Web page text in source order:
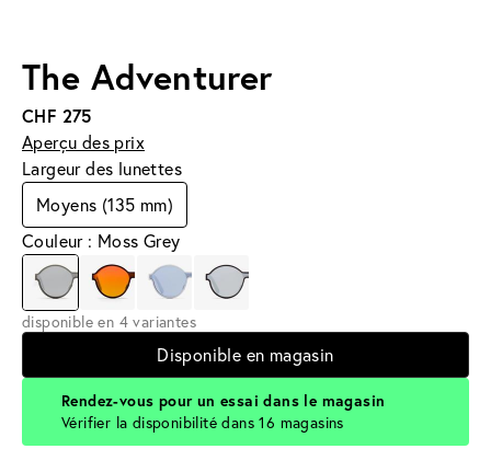
The Adventurer
CHF 275
Aperçu des prix
Largeur des lunettes
Moyens (135 mm)
Couleur : Moss Grey
disponible en 4 variantes
Disponible en magasin
Rendez-vous pour un essai dans le magasin
Vérifier la disponibilité dans 16 magasins